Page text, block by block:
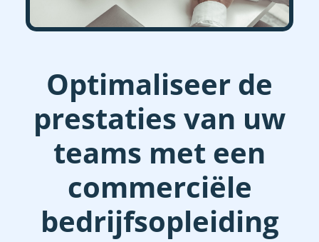
Optimaliseer de
prestaties van uw
teams met een
commerciële
bedrijfsopleiding